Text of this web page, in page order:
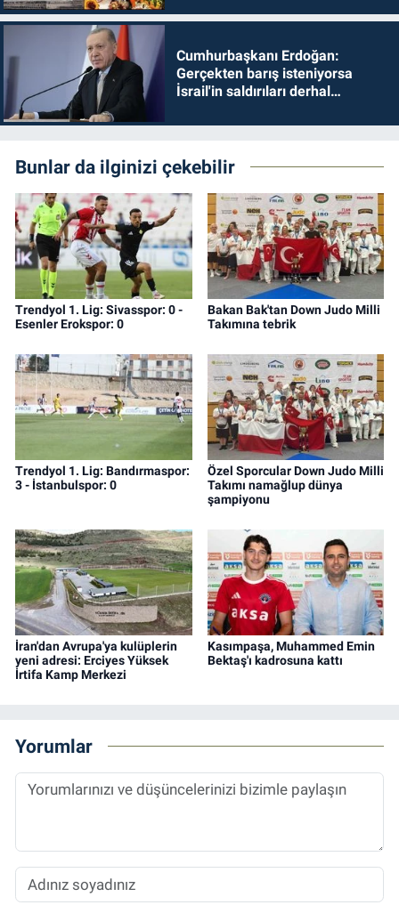
Cumhurbaşkanı Erdoğan:
Gerçekten barış isteniyorsa
İsrail'in saldırıları derhal
Bunlar da ilginizi çekebilir
Trendyol 1. Lig: Sivasspor: 0 -
Esenler Erokspor: 0
Bakan Bak'tan Down Judo Milli
Takımına tebrik
Trendyol 1. Lig: Bandırmaspor:
3 - İstanbulspor: 0
Özel Sporcular Down Judo Milli
Takımı namağlup dünya
şampiyonu
İran'dan Avrupa'ya kulüplerin
yeni adresi: Erciyes Yüksek
İrtifa Kamp Merkezi
Kasımpaşa, Muhammed Emin
Bektaş'ı kadrosuna kattı
Yorumlar